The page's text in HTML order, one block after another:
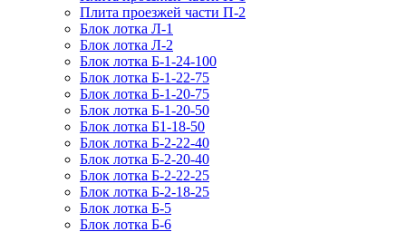
Плита проезжей части П-2
Блок лотка Л-1
Блок лотка Л-2
Блок лотка Б-1-24-100
Блок лотка Б-1-22-75
Блок лотка Б-1-20-75
Блок лотка Б-1-20-50
Блок лотка Б1-18-50
Блок лотка Б-2-22-40
Блок лотка Б-2-20-40
Блок лотка Б-2-22-25
Блок лотка Б-2-18-25
Блок лотка Б-5
Блок лотка Б-6